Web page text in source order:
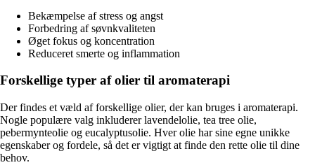
Bekæmpelse af stress og angst
Forbedring af søvnkvaliteten
Øget fokus og koncentration
Reduceret smerte og inflammation
Forskellige typer af olier til aromaterapi
Der findes et væld af forskellige olier, der kan bruges i aromaterapi.
Nogle populære valg inkluderer lavendelolie, tea tree olie,
pebermynteolie og eucalyptusolie. Hver olie har sine egne unikke
egenskaber og fordele, så det er vigtigt at finde den rette olie til dine
behov.